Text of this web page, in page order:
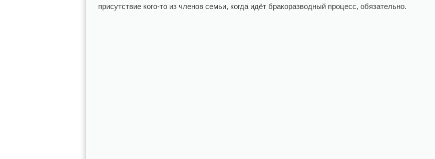
присутствие кого-то из членов семьи, когда идёт бракоразводный процесс, обязательно.